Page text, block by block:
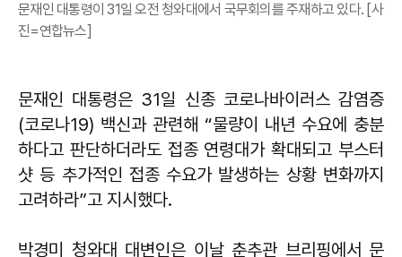
문재인 대통령이 31일 오전 청와대에서 국무회의를 주재하고 있다. [사
진=연합뉴스]
문재인 대통령은 31일 신종 코로나바이러스 감염증
(코로나19) 백신과 관련해 “물량이 내년 수요에 충분
하다고 판단하더라도 접종 연령대가 확대되고 부스터
샷 등 추가적인 접종 수요가 발생하는 상황 변화까지
고려하라”고 지시했다.
박경미 청와대 대변인은 이날 춘추관 브리핑에서 문